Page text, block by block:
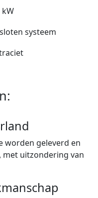
kW
systeem
worden geleverd en
met uitzondering van